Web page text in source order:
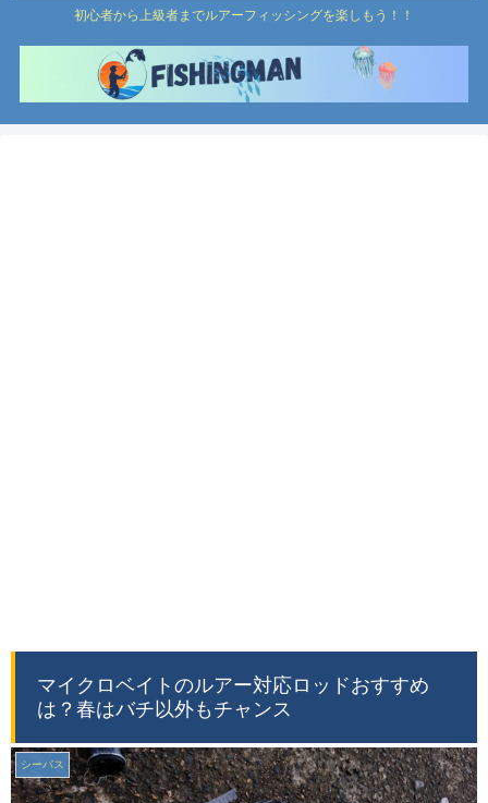
初心者から上級者までルアーフィッシングを楽しもう！！
マイクロベイトのルアー対応ロッドおすすめ
は？春はバチ以外もチャンス
シーバス